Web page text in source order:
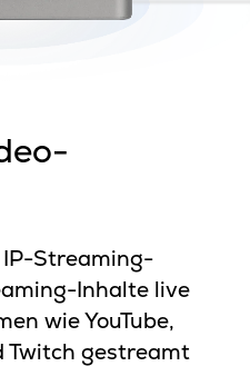
Streaming-
Inhalte live
wie YouTube,
Twitch gestreamt